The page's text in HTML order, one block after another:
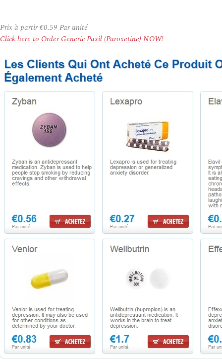
Prix à partir€0.59 Par unité
Click here to Order Generic Paxil (Paroxetine) NOW!